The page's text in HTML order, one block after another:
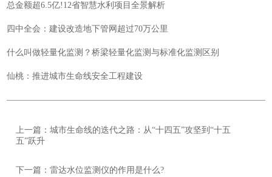
总金额超6.5亿!12省智慧水利项目全景解析
四中全会：建设改造地下管网超过70万公里
什么叫做轻量化监测？桥梁轻量化监测与标准化监测区别
仙桃：推进城市生命线安全工程建设
上一篇：城市生命线的迭代之路：从“十四五”攻坚到“十五
五”跃升
下一篇：雷达水位监测仪的作用是什么?